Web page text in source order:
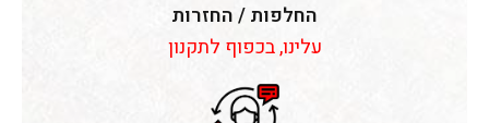
החלפות / החזרות
עלינו, בכפוף לתקנון